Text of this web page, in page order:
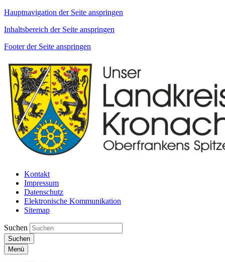
Hauptnavigation der Seite anspringen
Inhaltsbereich der Seite anspringen
Footer der Seite anspringen
Kontakt
Impressum
Datenschutz
Elektronische Kommunikation
Sitemap
Suchen
Suchen
Menü